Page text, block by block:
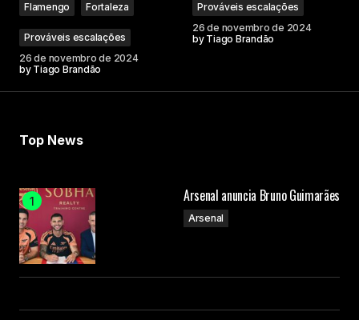
Your Name
Flamengo Fortaleza
Prováveis escalações
26 de novembro de 2024
by Tiago Brandão
Prováveis escalações
26 de novembro de 2024
by Tiago Brandão
Top News
Arsenal anuncia Bruno Guimarães
Arsenal